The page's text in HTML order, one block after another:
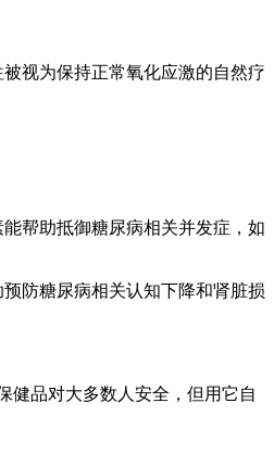
视为保持正常氧化应激的自然疗
帮助抵御糖尿病相关并发症，如
防糖尿病相关认知下降和肾脏损
健品对大多数人安全，但用它自